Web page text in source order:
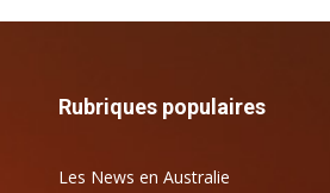
Rubriques populaires
Les News en Australie